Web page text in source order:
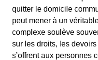
quitter le domicile
peut mener à un
complexe soulève
sur les droits, les
s’offrent aux personnes